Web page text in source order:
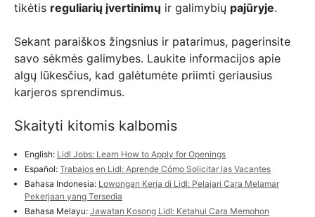
tikėtis reguliarių įvertinimų ir galimybių pajūryje.
Sekant paraiškos žingsnius ir patarimus, pagerinsite
savo sėkmės galimybes. Laukite informacijos apie
algų lūkesčius, kad galėtumėte priimti geriausius
karjeros sprendimus.
Skaityti kitomis kalbomis
English: Lidl Jobs: Learn How to Apply for Openings
Español: Trabajos en Lidl: Aprende Cómo Solicitar las Vacantes
Bahasa Indonesia: Lowongan Kerja di Lidl: Pelajari Cara Melamar
Pekerjaan yang Tersedia
Bahasa Melayu: Jawatan Kosong Lidl: Ketahui Cara Memohon